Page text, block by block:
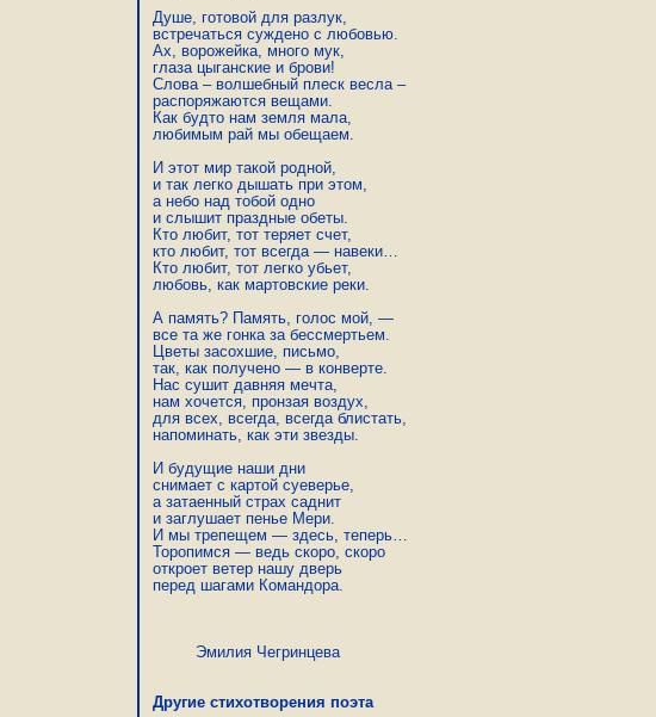
Душе, готовой для разлук,
встречаться суждено с любовью.
Ах, ворожейка, много мук,
глаза цыганские и брови!
Слова – волшебный плеск весла –
распоряжаются вещами.
Как будто нам земля мала,
любимым рай мы обещаем.
И этот мир такой родной,
и так легко дышать при этом,
а небо над тобой одно
и слышит праздные обеты.
Кто любит, тот теряет счет,
кто любит, тот всегда — навеки…
Кто любит, тот легко убьет,
любовь, как мартовские реки.
А память? Память, голос мой, —
все та же гонка за бессмертьем.
Цветы засохшие, письмо,
так, как получено — в конверте.
Нас сушит давняя мечта,
нам хочется, пронзая воздух,
для всех, всегда, всегда блистать,
напоминать, как эти звезды.
И будущие наши дни
снимает с картой суеверье,
а затаенный страх саднит
и заглушает пенье Мери.
И мы трепещем — здесь, теперь…
Торопимся — ведь скоро, скоро
откроет ветер нашу дверь
перед шагами Командора.
Эмилия Чегринцева
Другие стихотворения поэта